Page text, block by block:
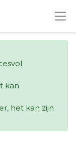
kan
het kan zijn